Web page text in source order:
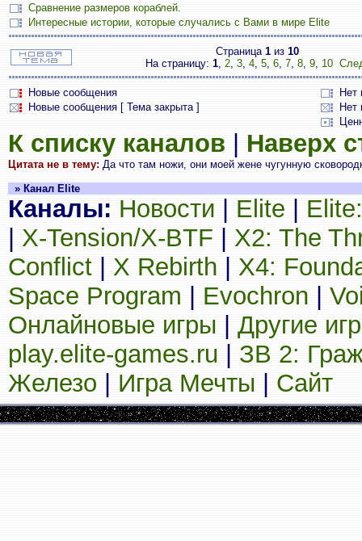
Сравнение размеров кораблей.
Интересные истории, которые случались с Вами в мире Elite
Страница 1из 10
На страницу: 1, 2, 3, 4, 5, 6, 7, 8, 9, 10
Новые сообщения
Нет
Новые сообщения [ Тема закрыта ]
Нет
К списку каналов Наверх
Цитата не в тему: Да что там ножи, они моей жене чугунную
» Канал Elite
Каналы: Новости Elite
X-Tension/X-BTF
X2: The
Conflict
X Rebirth
X4:
Space Program
Evochron
Онлайновые игры
Другие
play.elite-games.ru
ЗВ 2:
Железо
Игра Мечты Сайт